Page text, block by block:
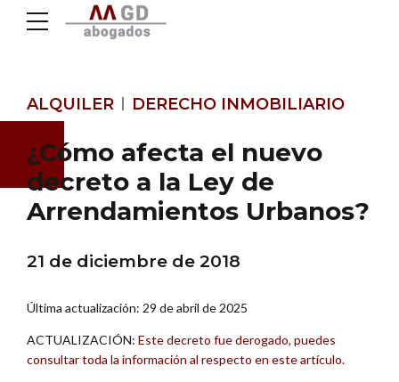
ALQUILER DERECHO INMOBILIARIO
¿Cómo afecta el nuevo
decreto a la Ley de
Arrendamientos Urbanos?
21 de diciembre de 2018
Última actualización: 29 de abril de 2025
ACTUALIZACIÓN: Este decreto fue derogado, puedes
consultar toda la información al respecto en este artículo.